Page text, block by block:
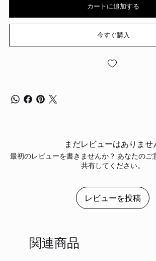
カートに追加する
今すぐ購入
まだレビューはありませ
最初のレビューを書きませんか？ あなたのご
共有してください。
レビューを投稿
関連商品